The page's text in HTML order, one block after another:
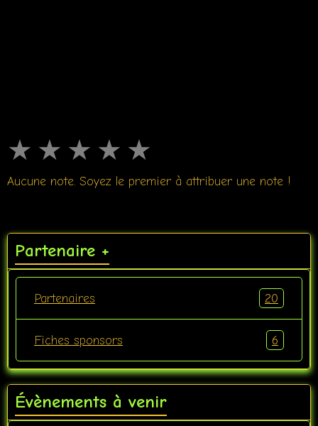
★ ★ ★ ★ ★
Aucune note. Soyez le premier à attribuer une note !
Partenaire +
Partenaires 20
Fiches sponsors 6
Évènements à venir